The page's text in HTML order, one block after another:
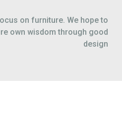
on furniture. We hope to
own wisdom through good
design